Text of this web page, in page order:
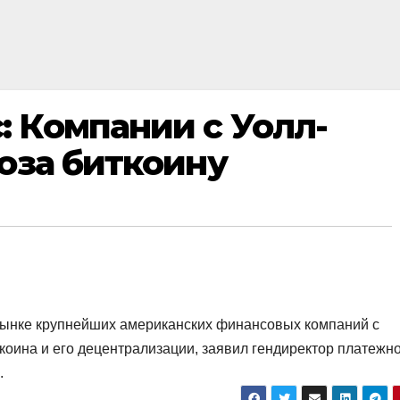
с Уолл-
биткоину
крупнейших американских финансовых компаний с
и его децентрализации, заявил гендиректор